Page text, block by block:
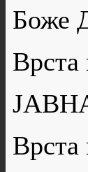
Боже
Врста